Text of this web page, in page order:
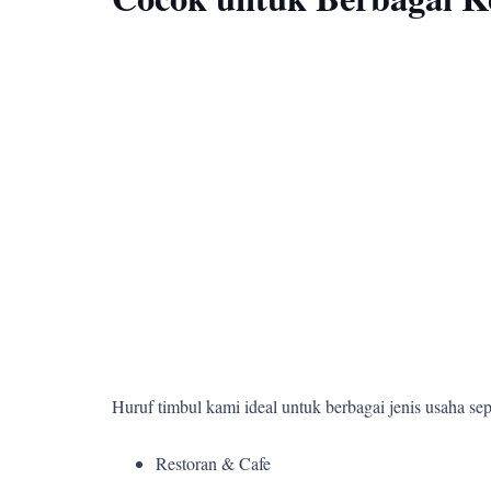
Huruf timbul kami ideal untuk berbagai jenis usaha
Restoran & Cafe